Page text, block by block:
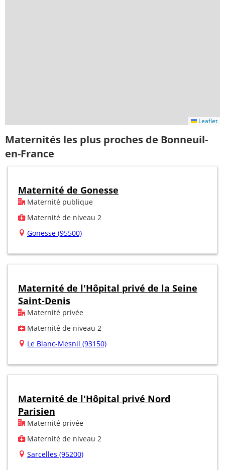
Leaflet
Maternités les plus proches de Bonneuil-
en-France
Maternité de Gonesse
Maternité publique
Maternité de niveau 2
Gonesse (95500)
Maternité de l'Hôpital privé de la Seine
Saint-Denis
Maternité privée
Maternité de niveau 2
Le Blanc-Mesnil (93150)
Maternité de l'Hôpital privé Nord
Parisien
Maternité privée
Maternité de niveau 2
Sarcelles (95200)